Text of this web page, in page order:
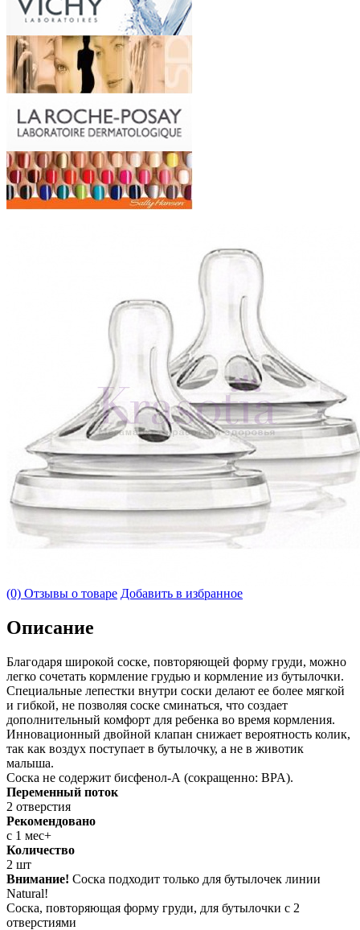
(0) Отзывы о товаре Добавить в избранное
Описание
Благодаря широкой соске, повторяющей форму груди, можно
легко сочетать кормление грудью и кормление из бутылочки.
Специальные лепестки внутри соски делают ее более мягкой
и гибкой, не позволяя соске сминаться, что создает
дополнительный комфорт для ребенка во время кормления.
Инновационный двойной клапан снижает вероятность колик,
так как воздух поступает в бутылочку, а не в животик
малыша.
Соска не содержит бисфенол-А (сокращенно: BPA).
Переменный поток
2 отверстия
Рекомендовано
с 1 мес+
Количество
2 шт
Внимание! Соска подходит только для бутылочек линии
Natural!
Соска, повторяющая форму груди, для бутылочки с 2
отверстиями